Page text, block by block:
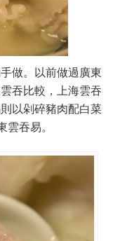
做。以前做過廣東
吞比較，上海雲吞
以剁碎豬肉配白菜
吞易。